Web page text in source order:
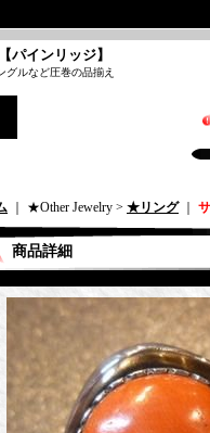
パインリッジ】
グルなど圧巻の品揃え
｜ ★Other Jewelry > ★リング｜
商品詳細